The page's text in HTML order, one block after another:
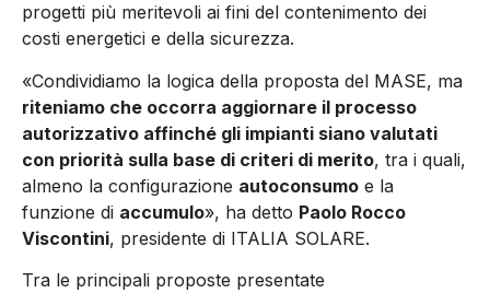
progetti più meritevoli ai fini del contenimento dei
costi energetici e della sicurezza.
«Condividiamo la logica della proposta del MASE, ma
riteniamo che occorra aggiornare il processo
autorizzativo affinché gli impianti siano valutati
con priorità sulla base di criteri di merito, tra i quali,
almeno la configurazione autoconsumo e la
funzione di accumulo», ha detto Paolo Rocco
Viscontini, presidente di ITALIA SOLARE.
Tra le principali proposte presentate